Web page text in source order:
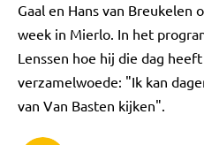
Gaal en Hans van Breukelen
week in Mierlo. In het
Lenssen hoe hij die dag
verzamelwoede: "Ik kan
van Van Basten kijken".